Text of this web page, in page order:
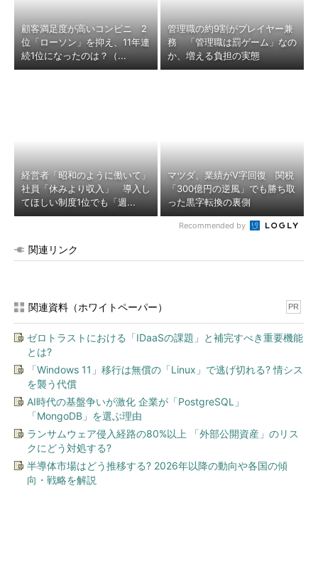
顧客満足度が高いコンビニ 2
位「ローソン」を抑え、11年連
続1位になったのは？（...
管理職の約9割がプレイヤー兼
務 「管理職は罰ゲーム」なの
か、増える負担の実態
経営者「昭和のように働いて」
社員「休みより収入」 導入し
てほしい制度1位でも「週...
マツダ、業績がV字回復 関税
「300億円の逆風」でも勝ち取
った黒字転換の裏側
Recommended by
関連リンク
関連資料（ホワイトペーパー） PR
ゼロトラストにおける「IDaaSの課題」と補完すべき重要機能
とは?
「Windows 11」移行は無償の「Linux」で逃げ切れる? 情シス
を襲う代償
AI時代の基盤争いが激化 企業が「PostgreSQL」
「MongoDB」を選ぶ理由
ランサムウェア侵入経路の80%以上 「外部公開資産」のリス
クにどう対処する?
半導体市場はどう推移する? 2026年以降の動向や各国の傾
向・戦略を解説